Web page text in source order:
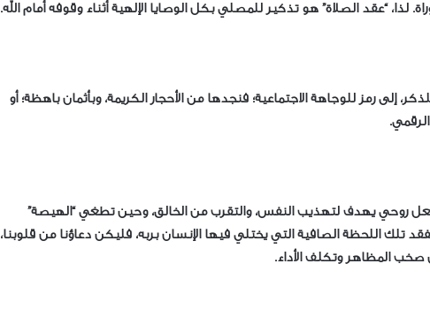
إلى رمز للوجاهة الاجتماعية؛ فنجدها من الأحجار الكريمة، وبأثمان باهظة؛ أو
روحي يهدف لتهذيب النفس، والتقرب من الخالق، وحين تطغي “الهيصة”
تلك اللحظة الصافية التي يختلي فيها الإنسان بربه، فليكن دعاؤنا من قلوبنا،
صخب المظاهر وتكلف الأداء.